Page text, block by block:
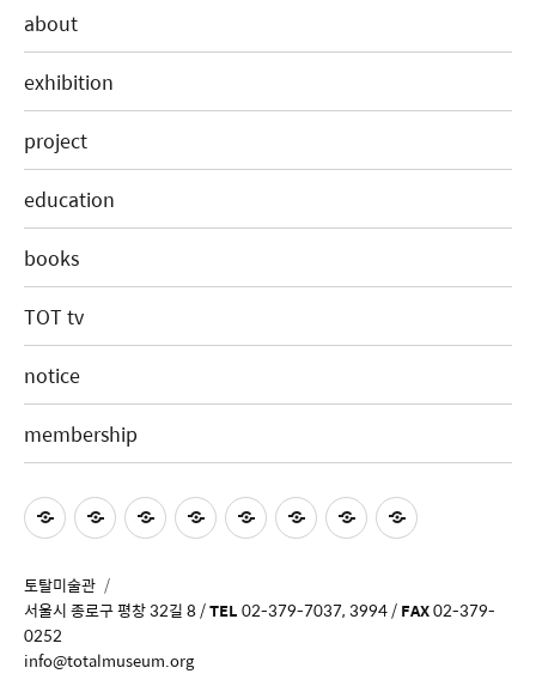
about
exhibition
project
education
books
TOT tv
notice
membership
토탈미술관
서울시 종로구 평창 32길 8 /TEL02-379-7037, 3994 /FAX02-379-
0252
info@totalmuseum.org